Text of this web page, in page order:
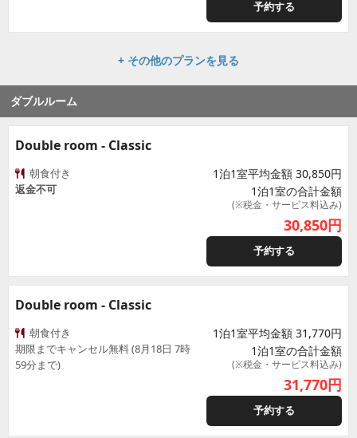
予約する
+ その他のプランを見る
ダブルルーム
Double room - Classic
朝食付き
返金不可
1泊1室平均金額 30,850円
1泊1室の合計金額
(※税金・サービス料込み)
30,850円
予約する
Double room - Classic
朝食付き
期限までキャンセル無料 (8月18日 7時
59分まで)
1泊1室平均金額 31,770円
1泊1室の合計金額
(※税金・サービス料込み)
31,770円
予約する